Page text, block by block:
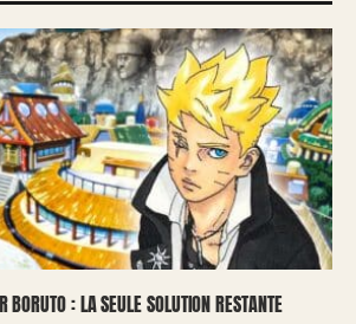
BORUTO : LA SEULE SOLUTION RESTANTE